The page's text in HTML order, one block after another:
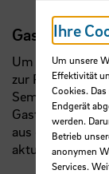
Gastvorträge
Um die Qualität
zur Praxis zu
Semester die
Gastvorträgen
aus der
aktuelle
Ihre
Um unsere
Effektivität
Cookies.
Endgerät
werden.
Betrieb
anonymen
Services.